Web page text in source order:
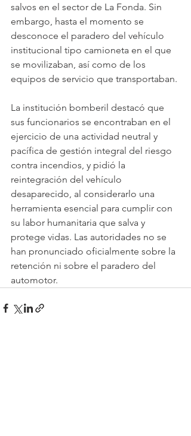
salvos en el sector de La Fonda. Sin
embargo, hasta el momento se
desconoce el paradero del vehículo
institucional tipo camioneta en el que
se movilizaban, así como de los
equipos de servicio que transportaban.
La institución bomberil destacó que
sus funcionarios se encontraban en el
ejercicio de una actividad neutral y
pacífica de gestión integral del riesgo
contra incendios, y pidió la
reintegración del vehículo
desaparecido, al considerarlo una
herramienta esencial para cumplir con
su labor humanitaria que salva y
protege vidas. Las autoridades no se
han pronunciado oficialmente sobre la
retención ni sobre el paradero del
automotor.